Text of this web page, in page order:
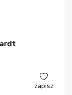
zapisz